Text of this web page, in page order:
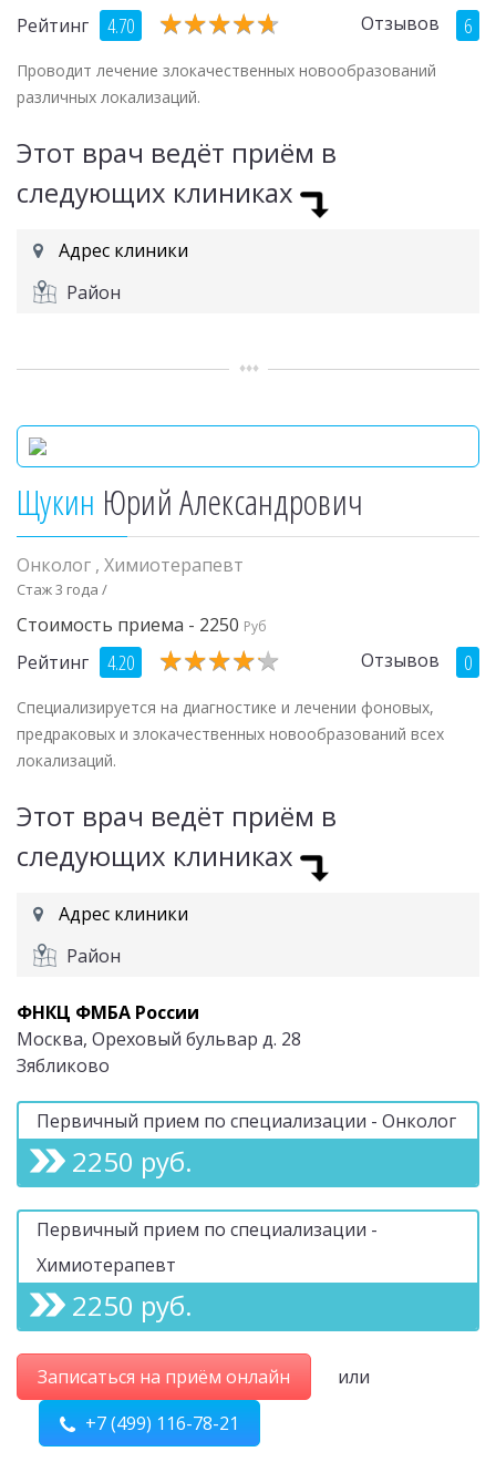
Рейтинг 4.70 ★★★★★
★★★★★ Отзывов 6
Проводит лечение злокачественных новообразований
различных локализаций.
Этот врач ведёт приём в
следующих клиниках
Адрес клиники
Район
Щукин Юрий Александрович
Онколог , Химиотерапевт
Стаж 3 года /
Стоимость приема - 2250 Руб
Рейтинг 4.20 ★★★★★
★★★★★ Отзывов 0
Специализируется на диагностике и лечении фоновых,
предраковых и злокачественных новообразований всех
локализаций.
Этот врач ведёт приём в
следующих клиниках
Адрес клиники
Район
ФНКЦ ФМБА России
Москва, Ореховый бульвар д. 28
Зябликово
Первичный прием по специализации - Онколог
2250 руб.
Первичный прием по специализации -
Химиотерапевт
2250 руб.
Записаться на приём онлайн
или
+7 (499) 116-78-21